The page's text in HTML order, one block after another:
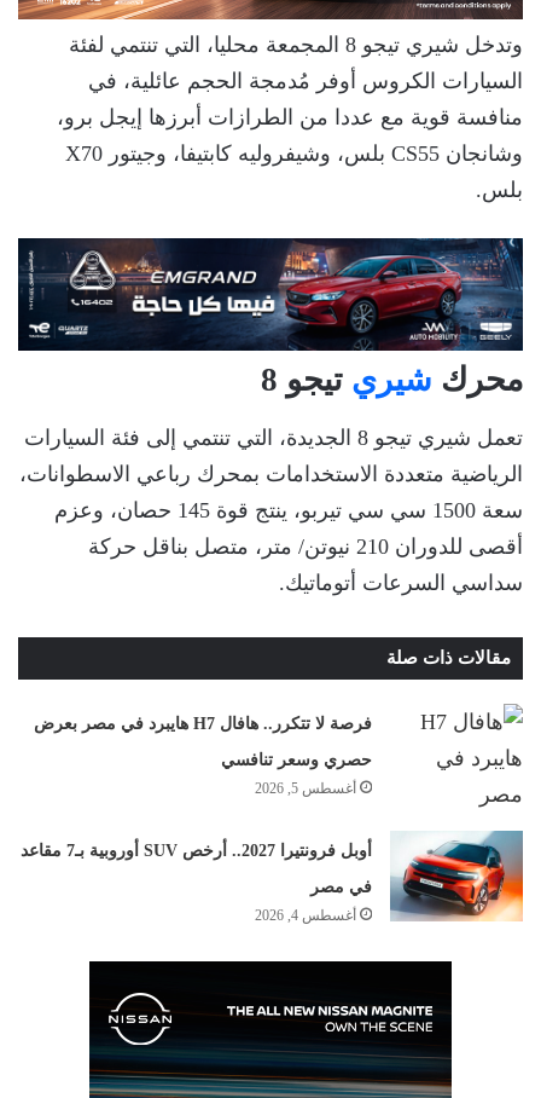
وتدخل شيري تيجو 8 المجمعة محليا، التي تنتمي لفئة
السيارات الكروس أوفر مُدمجة الحجم عائلية، في
منافسة قوية مع عددا من الطرازات أبرزها إيجل برو،
وشانجان CS55 بلس، وشيفروليه كابتيفا، وجيتور X70
بلس.
محرك شيري تيجو 8
تعمل شيري تيجو 8 الجديدة، التي تنتمي إلى فئة السيارات
الرياضية متعددة الاستخدامات بمحرك رباعي الاسطوانات،
سعة 1500 سي سي تيربو، ينتج قوة 145 حصان، وعزم
أقصى للدوران 210 نيوتن/ متر، متصل بناقل حركة
سداسي السرعات أتوماتيك.
مقالات ذات صلة
فرصة لا تتكرر.. هافال H7 هايبرد في مصر بعرض
حصري وسعر تنافسي
أغسطس 5, 2026
أوبل فرونتيرا 2027.. أرخص SUV أوروبية بـ7 مقاعد
في مصر
أغسطس 4, 2026